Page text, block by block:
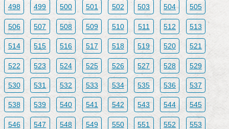
498 499 500 501 502 503 504 505
506 507 508 509 510 511 512 513
514 515 516 517 518 519 520 521
522 523 524 525 526 527 528 529
530 531 532 533 534 535 536 537
538 539 540 541 542 543 544 545
546 547 548 549 550 551 552 553